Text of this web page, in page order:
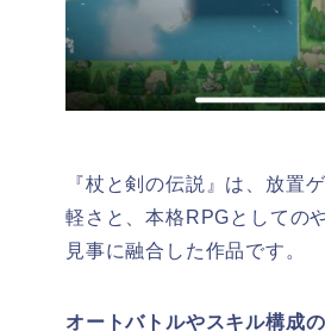
『杖と剣の伝説』は、放置
軽さと、本格RPGとしての
見事に融合した作品です。
オートバトルやスキル構成